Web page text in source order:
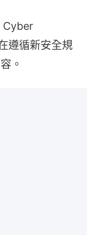
Cyber
遵循新安全規
。